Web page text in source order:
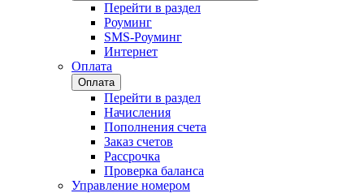
Перейти в раздел
Роуминг
SMS-Роуминг
Интернет
Оплата
Оплата
Перейти в раздел
Начисления
Пополнения счета
Заказ счетов
Рассрочка
Проверка баланса
Управление номером